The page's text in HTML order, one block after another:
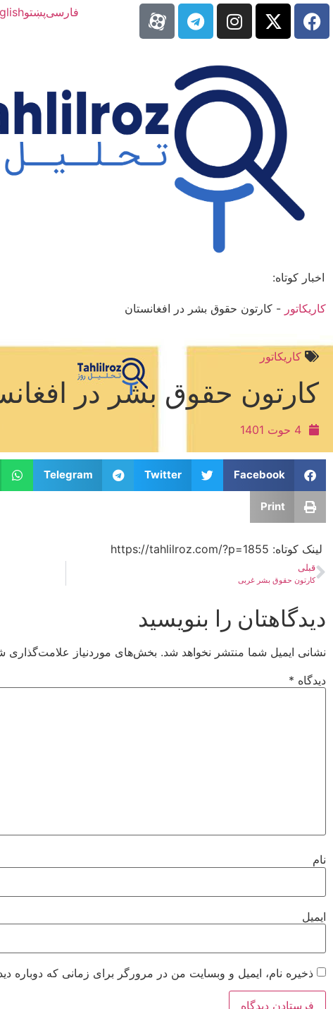
فارسیپښتو
اخبار کوتاه:
کاریکاتور - کارتون حقوق بشر در افغانستان
کاریکاتور
کارتون حقوق بشر در
4 حوت 1401
Facebook
Twitter
Telegram
Print
لینک کوتاه:​ https://tahlilroz.com/?p=1855
قبلی
کارتون حقوق بشر غربی
دیدگاهتان را بنویسید
نشانی ایمیل شما منتشر نخواهد شد. بخش‌های موردنیاز علامت‌گذاری
دیدگاه *
نام
ایمیل
ذخیره نام، ایمیل و وبسایت من در مرورگر برای زمانی که دوباره